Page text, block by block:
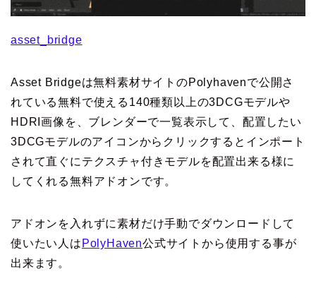
asset_bridge
Asset Bridgeは無料素材サイトのPolyhavenで公開さ
れている無料で使える140種類以上の3DCGモデルや
HDRI画像を、ブレンダーで一覧表示して、配置したい
3DCGモデルのアイコンからクリックするとインポート
されて直ぐにテクスチャ付きモデルを配置出来る様に
してくれる無料アドオンです。
アドオンを入れずに素材だけ手動でダウンロードして
使いたい人は PolyHaven公式サイトから使用する事が
出来ます。